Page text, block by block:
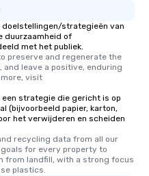
doelstellingen/strategieën van
duurzaamheid of
met het publiek.
preserve and regenerate the
leave a positive, enduring
visit
een strategie die gericht is op
(bijvoorbeeld papier, karton,
het verwijderen en scheiden
recycling data from all our
for every property to
from landfill, with a strong focus
plastics.